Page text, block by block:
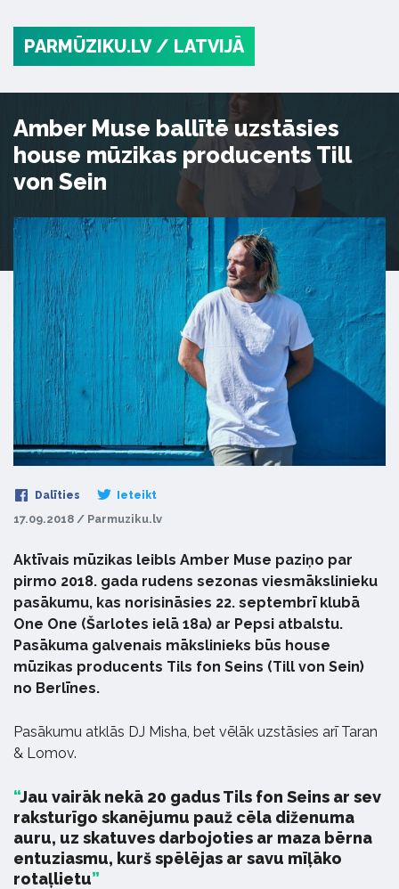
PARMŪZIKU.LV / LATVIJĀ
Amber Muse ballītē uzstāsies
house mūzikas producents Till
von Sein
Dalīties Ieteikt
17.09.2018 / Parmuziku.lv
Aktīvais mūzikas leibls Amber Muse paziņo par
pirmo 2018. gada rudens sezonas viesmākslinieku
pasākumu, kas norisināsies 22. septembrī klubā
One One (Šarlotes ielā 18а) ar Pepsi atbalstu.
Pasākuma galvenais mākslinieks būs house
mūzikas producents Tils fon Seins (Till von Sein)
no Berlīnes.
Pasākumu atklās DJ Misha, bet vēlāk uzstāsies arī Taran
& Lomov.
Jau vairāk nekā 20 gadus Tils fon Seins ar sev
raksturīgo skanējumu pauž cēla diženuma
auru, uz skatuves darbojoties ar maza bērna
entuziasmu, kurš spēlējas ar savu mīļāko
rotaļlietu